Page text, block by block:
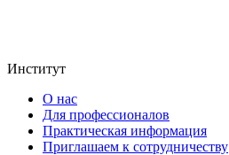
Институт
О нас
Для профессионалов
Практическая информация
Приглашаем к сотрудничеству